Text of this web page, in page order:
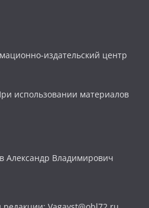
издательский центр
использовании материалов
Александр Владимирович